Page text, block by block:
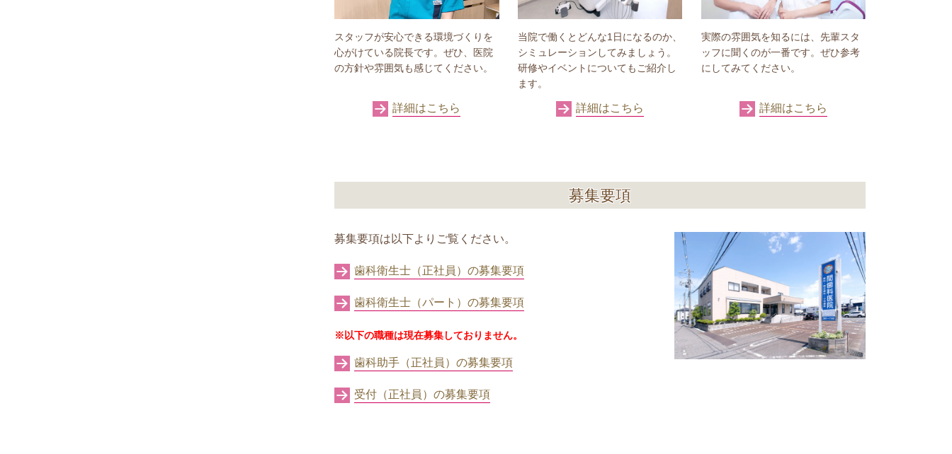
スタッフが安心できる環境づくりを
心がけている院長です。ぜひ、医院
の方針や雰囲気も感じてください。
詳細はこちら
当院で働くとどんな1日になるのか、
シミュレーションしてみましょう。
研修やイベントについてもご紹介し
ます。
詳細はこちら
実際の雰囲気を知るには、先輩スタ
ッフに聞くのが一番です。ぜひ参考
にしてみてください。
詳細はこちら
募集要項
募集要項は以下よりご覧ください。
歯科衛生士（正社員）の募集要項
歯科衛生士（パート）の募集要項
※以下の職種は現在募集しておりません。
歯科助手（正社員）の募集要項
受付（正社員）の募集要項